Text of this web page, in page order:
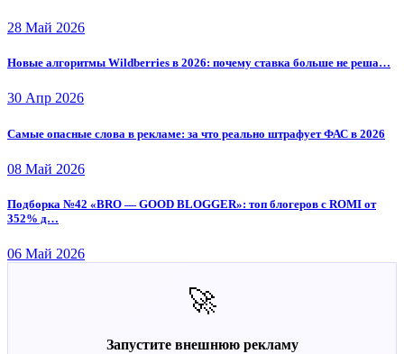
28 Май 2026
Новые алгоритмы Wildberries в 2026: почему ставка больше не реша…
30 Апр 2026
Самые опасные слова в рекламе: за что реально штрафует ФАС в 2026
08 Май 2026
Подборка №42 «BRO — GOOD BLOGGER»: топ блогеров с ROMI от
352% д…
06 Май 2026
🚀
Запустите внешнюю рекламу